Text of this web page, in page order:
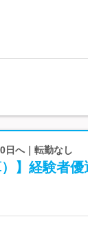
日へ｜転勤なし
】経験者優